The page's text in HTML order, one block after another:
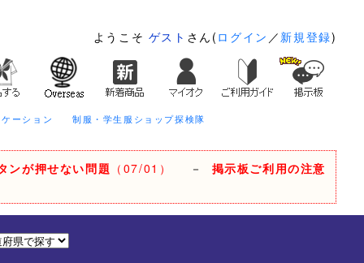
ようこそ ゲスト さん( ログイン ／ 新規登録)
ーション 制服・学生服ショップ探検隊
ンが押せない問題 （07/01） － 掲示板ご利用の注意